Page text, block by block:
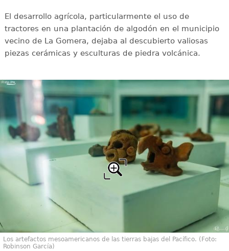
El desarrollo agrícola, particularmente el uso de
tractores en una plantación de algodón en el municipio
vecino de La Gomera, dejaba al descubierto valiosas
piezas cerámicas y esculturas de piedra volcánica.
Los artefactos mesoamericanos de las tierras bajas del Pacífico. (Foto:
Robinson García)